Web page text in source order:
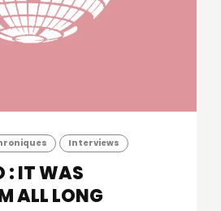
Interviews
: IT WAS
ALL LONG